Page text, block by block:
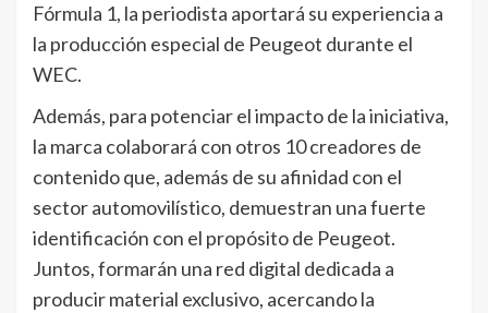
Fórmula 1, la periodista aportará su experiencia a
la producción especial de Peugeot durante el
WEC.
Además, para potenciar el impacto de la iniciativa,
la marca colaborará con otros 10 creadores de
contenido que, además de su afinidad con el
sector automovilístico, demuestran una fuerte
identificación con el propósito de Peugeot.
Juntos, formarán una red digital dedicada a
producir material exclusivo, acercando la